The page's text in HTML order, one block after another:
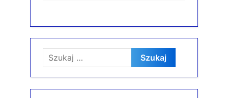
Szukaj: